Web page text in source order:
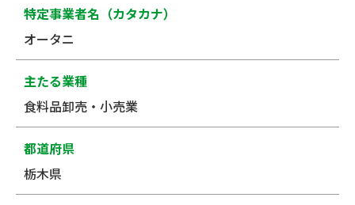
特定事業者名（カタカナ）
オータニ
主たる業種
食料品卸売・小売業
都道府県
栃木県